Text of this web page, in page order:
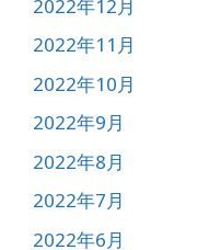
2022年12月
2022年11月
2022年10月
2022年9月
2022年8月
2022年7月
2022年6月